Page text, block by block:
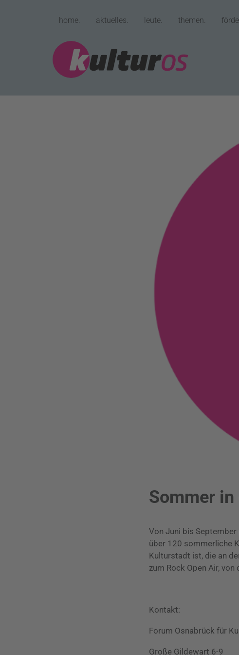
home. aktuelles. leute. themen.
Sommer
Von Juni bis September
über 120 sommerliche
Kulturstadt ist, die an
zum Rock Open Air,
Kontakt:
Forum Osnabrück für
Große Gildewart 6-9